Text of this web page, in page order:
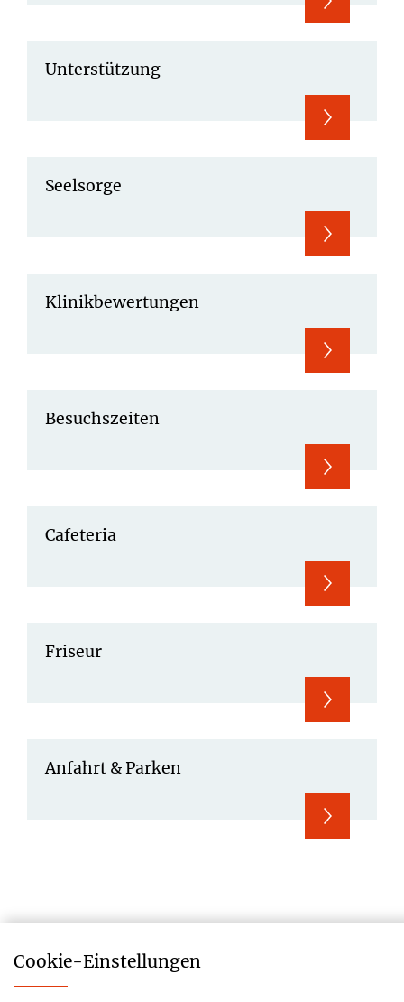
Unterstützung
Seelsorge
Klinikbewertungen
Besuchszeiten
Cafeteria
Friseur
Anfahrt & Parken
Cookie-­Einstellungen